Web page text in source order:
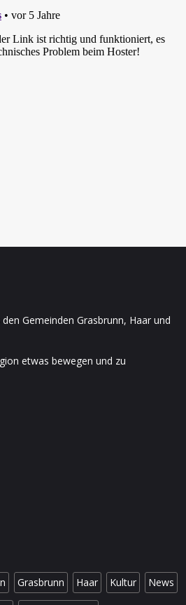
Gemeinden Grasbrunn, Haar und
etwas bewegen und zu
Grasbrunn Haar Kultur News